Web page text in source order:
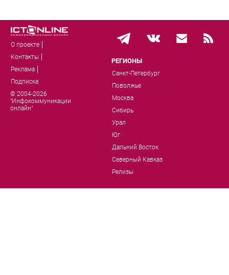
О проекте
Контакты
Реклама
Подписка
© 2004-2026
"Инфокоммуникации
онлайн"
РЕГИОНЫ
Санкт-Петербург
Поволжье
Москва
Сибирь
Урал
Юг
Дальний Восток
Северный Кавказ
Релизы